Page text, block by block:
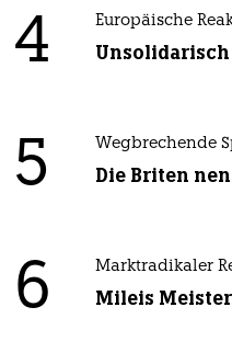
4 Europäische
5 Wegbrechende
Die Briten
6 Marktradikaler
Mileis Meister